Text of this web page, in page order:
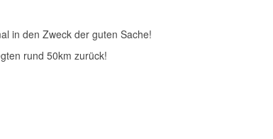
in den Zweck der guten Sache!
rund 50km zurück!